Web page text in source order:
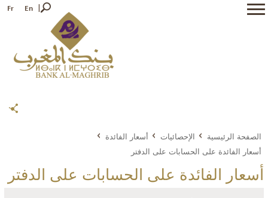
Fr En
الصفحة الرئيسية الإحصائيات
أسعار الفائدة
أسعار الفائدة على الحسابات على الدفتر
أسعار الفائدة على الحسابات على الدفتر